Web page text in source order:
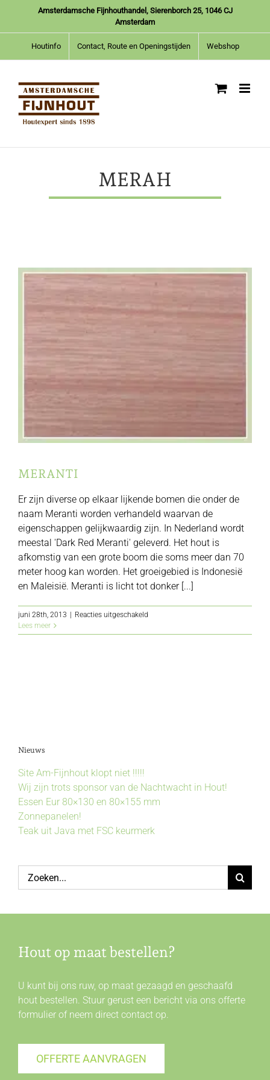
inhoud
Amsterdamsche Fijnhouthandel, Sierenborch 25, 1046 CJ
Amsterdam
Houtinfo Contact, Route en Openingstijden Webshop
MERAH
MERANTI
Er zijn diverse op elkaar lijkende bomen die onder de
naam Meranti worden verhandeld waarvan de
eigenschappen gelijkwaardig zijn. In Nederland wordt
meestal 'Dark Red Meranti' geleverd. Het hout is
afkomstig van een grote boom die soms meer dan 70
meter hoog kan worden. Het groeigebied is Indonesië
en Maleisië. Meranti is licht tot donker [...]
juni 28th, 2013 | Reacties uitgeschakeld
Lees meer
Nieuws
Site Am-Fijnhout klopt niet !!!!!
Wij zijn trots sponsor van de Nachtwacht in Hout!
Essen Eur 80×130 en 80×155 mm
Zonnepanelen!
Teak uit Java met FSC keurmerk
Zoeken
naar:
Hout op maat bestellen?
U kunt bij ons ruw, op maat gezaagd en geschaafd
hout bestellen. Stuur gerust een bericht via ons offerte
formulier of neem direct contactop.
OFFERTE AANVRAGEN